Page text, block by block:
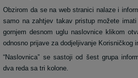
Obzirom da se na web stranici nalaze i
samo na zahtjev takav pristup možete
gornjem desnom uglu naslovnice klikom
odnosno prijave za dodjeljivanje Korisničkog
“Naslovnica” se sastoji od šest grupa
dva reda sa tri kolone.